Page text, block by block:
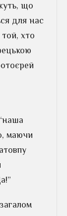
що
для нас
хто
маючи